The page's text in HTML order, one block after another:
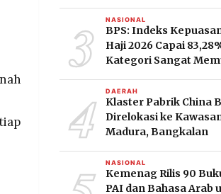
3 NASIONAL
BPS: Indeks
Haji 2026 Capai
Kategori Sangat
4 DAERAH
Klaster Pabrik China
Direlokasi ke
Madura, Bangkalan
NASIONAL
Kemenag Rilis 90
PAI dan Bahasa Arab